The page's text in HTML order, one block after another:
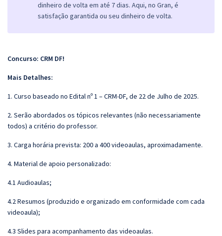
dinheiro de volta em até 7 dias. Aqui, no Gran, é
satisfação garantida ou seu dinheiro de volta.
Concurso: CRM DF!
Mais Detalhes:
1. Curso baseado no Edital nº 1 – CRM-DF, de 22 de Julho de 2025.
2. Serão abordados os tópicos relevantes (não necessariamente
todos) a critério do professor.
3. Carga horária prevista: 200 a 400 videoaulas, aproximadamente.
4. Material de apoio personalizado:
4.1 Audioaulas;
4.2 Resumos (produzido e organizado em conformidade com cada
videoaula);
4.3 Slides para acompanhamento das videoaulas.